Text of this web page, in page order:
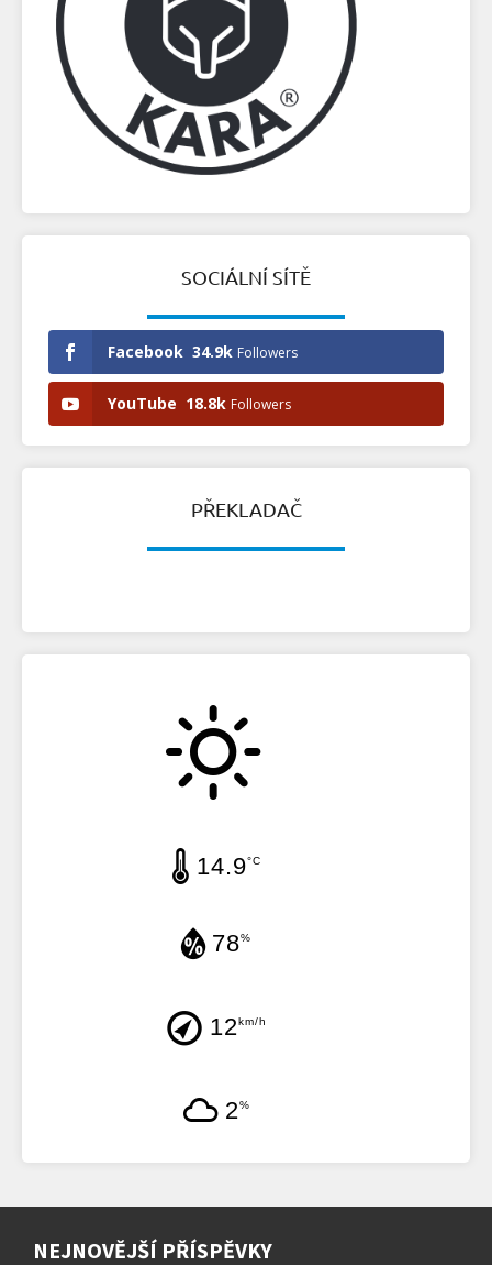
SOCIÁLNÍ SÍTĚ
Facebook 34.9k Followers
YouTube 18.8k Followers
PŘEKLADAČ
14.9°C
78%
12km/h
2%
NEJNOVĚJŠÍ PŘÍSPĚVKY